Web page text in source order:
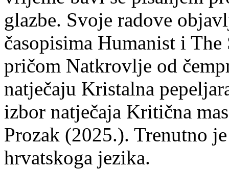
glazbe. Svoje radove
časopisima Humanist i
pričom Natkrovlje od
natječaju Kristalna
izbor natječaja Kritična
Prozak (2025.). Trenutno
hrvatskoga jezika.